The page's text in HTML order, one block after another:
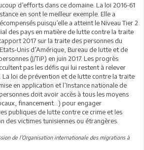
d’efforts dans ce domaine. La loi 2016-61
en sont le meilleur exemple. Elle a
puisqu’elle a atteint le Niveau Tier 2
des pays en matière de lutte contre la traite
2017 sur la traite des personnes du
Unis d’Amérique, Bureau de lutte et de
(J/TiP) en juin 2017. Les progrès
pas les défis qui lui restent à relever
La loi de prévention et de lutte contre la traite
en application et l’Instance nationale de
doit avoir accès à tous les moyens
financement…) pour engager
publiques de lutte contre ce crime et les
des victimes tunisiennes ou étrangères.
de l’Organisation internationale des migrations à